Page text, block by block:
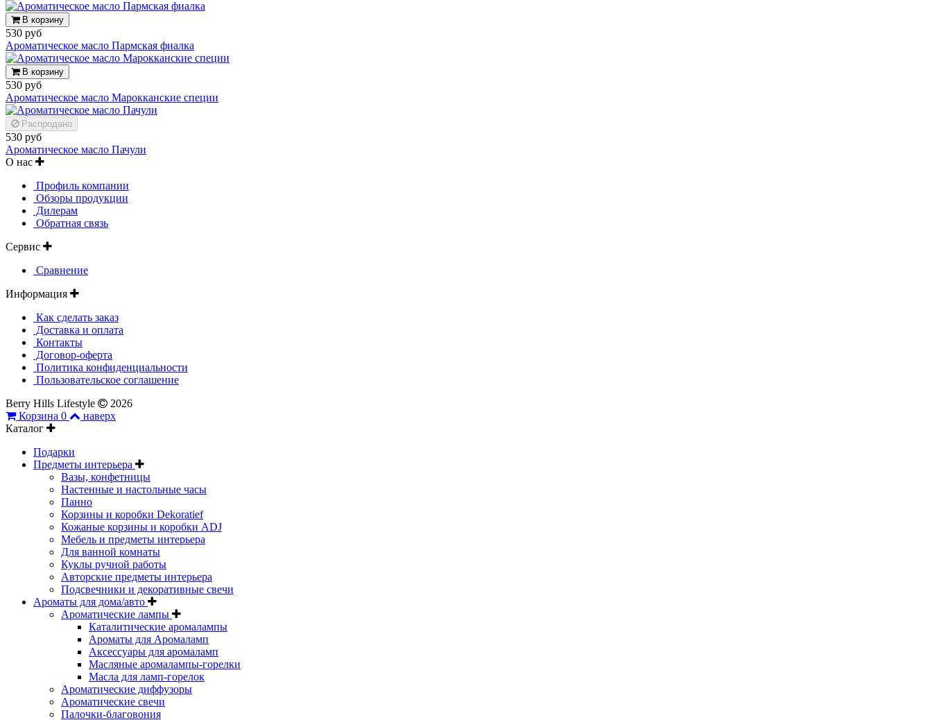
В корзину
530 руб
Ароматическое масло Пармская фиалка
В корзину
530 руб
Ароматическое масло Марокканские специи
Распродано
530 руб
Ароматическое масло Пачули
О нас
Профиль компании
Обзоры продукции
Дилерам
Обратная связь
Сервис
Сравнение
Информация
Как сделать заказ
Доставка и оплата
Контакты
Договор-оферта
Политика конфиденциальности
Пользовательское соглашение
Berry Hills Lifestyle
2026
Корзина 0
наверх
Каталог
Подарки
Предметы интерьера
Вазы, конфетницы
Настенные и настольные часы
Панно
Корзины и коробки Dekoratief
Кожаные корзины и коробки ADJ
Мебель и предметы интерьера
Для ванной комнаты
Куклы ручной работы
Авторские предметы интерьера
Подсвечники и декоративные свечи
Ароматы для дома/авто
Ароматические лампы
Каталитические аромалампы
Ароматы для Аромаламп
Аксессуары для аромаламп
Масляные аромалампы-горелки
Масла для ламп-горелок
Ароматические диффузоры
Ароматические свечи
Палочки-благовония